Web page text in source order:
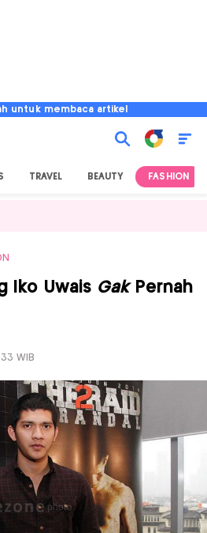
untuk membaca artikel
TRAVEL BEAUTY FASHION
Iko Uwais GakPernah
WIB